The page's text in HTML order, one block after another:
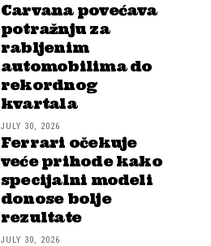
Carvana povećava
potražnju za
rabljenim
automobilima do
rekordnog
kvartala
JULY 30, 2026
Ferrari očekuje
veće prihode kako
specijalni modeli
donose bolje
rezultate
JULY 30, 2026